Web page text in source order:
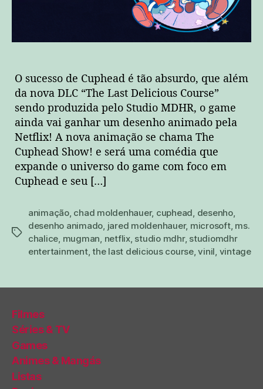
O sucesso de Cuphead é tão absurdo, que além
da nova DLC “The Last Delicious Course”
sendo produzida pelo Studio MDHR, o game
ainda vai ganhar um desenho animado pela
Netflix! A nova animação se chama The
Cuphead Show! e será uma comédia que
expande o universo do game com foco em
Cuphead e seu […]
tags
animação, chad moldenhauer, cuphead, desenho,
desenho animado, jared moldenhauer, microsoft, ms.
chalice, mugman, netflix, studio mdhr, studiomdhr
entertainment,the last delicious course,vinil, vintage
Filmes
Séries & TV
Games
Animes & Mangás
Listas